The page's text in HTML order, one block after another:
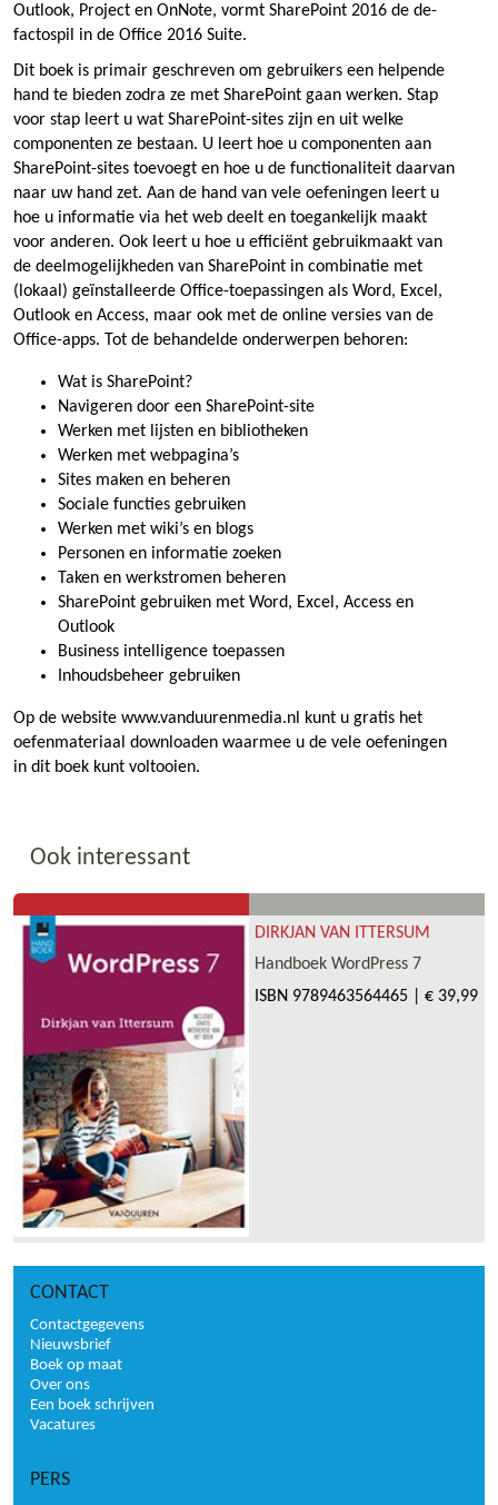
Outlook, Project en OnNote, vormt SharePoint 2016 de de-
factospil in de Office 2016 Suite.
Dit boek is primair geschreven om gebruikers een helpende
hand te bieden zodra ze met SharePoint gaan werken. Stap
voor stap leert u wat SharePoint-sites zijn en uit welke
componenten ze bestaan. U leert hoe u componenten aan
SharePoint-sites toevoegt en hoe u de functionaliteit daarvan
naar uw hand zet. Aan de hand van vele oefeningen leert u
hoe u informatie via het web deelt en toegankelijk maakt
voor anderen. Ook leert u hoe u efficiënt gebruikmaakt van
de deelmogelijkheden van SharePoint in combinatie met
(lokaal) geïnstalleerde Office-toepassingen als Word, Excel,
Outlook en Access, maar ook met de online versies van de
Office-apps. Tot de behandelde onderwerpen behoren:
Wat is SharePoint?
Navigeren door een SharePoint-site
Werken met lijsten en bibliotheken
Werken met webpagina’s
Sites maken en beheren
Sociale functies gebruiken
Werken met wiki’s en blogs
Personen en informatie zoeken
Taken en werkstromen beheren
SharePoint gebruiken met Word, Excel, Access en
Outlook
Business intelligence toepassen
Inhoudsbeheer gebruiken
Op de website www.vanduurenmedia.nl kunt u gratis het
oefenmateriaal downloaden waarmee u de vele oefeningen
in dit boek kunt voltooien.
Ook interessant
DIRKJAN VAN ITTERSUM
Handboek WordPress 7
ISBN 9789463564465 € 39,99
CONTACT
Contactgegevens
Nieuwsbrief
Boek op maat
Over ons
Een boek schrijven
Vacatures
PERS